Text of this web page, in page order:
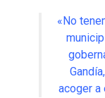
«No
acoger a